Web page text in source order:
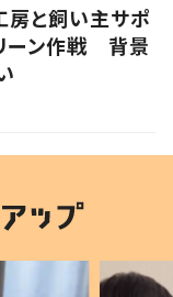
房と飼い主サポ
ーン作戦 背景